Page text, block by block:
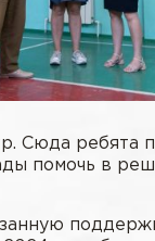
Сюда ребята
помочь в